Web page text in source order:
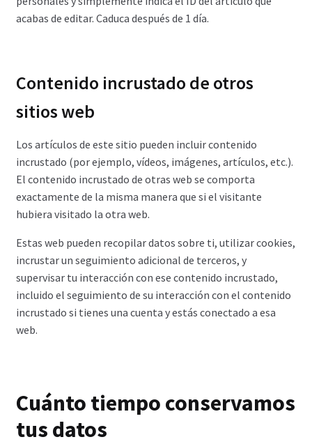
acabas de editar. Caduca después de 1 día.
Contenido incrustado de otros
sitios web
Los artículos de este sitio pueden incluir contenido
incrustado (por ejemplo, vídeos, imágenes, artículos, etc.).
El contenido incrustado de otras web se comporta
exactamente de la misma manera que si el visitante
hubiera visitado la otra web.
Estas web pueden recopilar datos sobre ti, utilizar cookies,
incrustar un seguimiento adicional de terceros, y
supervisar tu interacción con ese contenido incrustado,
incluido el seguimiento de su interacción con el contenido
incrustado si tienes una cuenta y estás conectado a esa
web.
Cuánto tiempo conservamos
tus datos